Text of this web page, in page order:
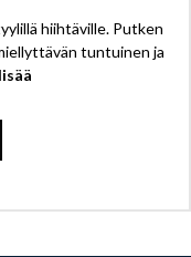
hiihtäville. Putken
tuntuinen ja